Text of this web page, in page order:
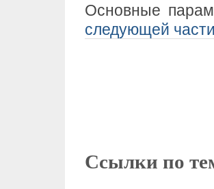
Основные
следующей
Ссылки по